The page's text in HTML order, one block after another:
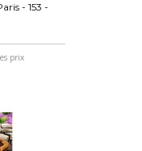
- 153 -
prix